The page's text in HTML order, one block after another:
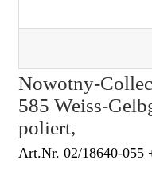
Nowotny-
585 Weiss-
poliert,
Art.Nr. 02/18640-055